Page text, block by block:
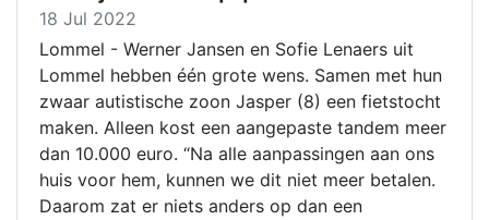
18 Jul 2022
Lommel - Werner Jansen en Sofie Lenaers uit
Lommel hebben één grote wens. Samen met hun
zwaar autistische zoon Jasper (8) een fietstocht
maken. Alleen kost een aangepaste tandem meer
dan 10.000 euro. “Na alle aanpassingen aan ons
huis voor hem, kunnen we dit niet meer betalen.
Daarom zat er niets anders op dan een